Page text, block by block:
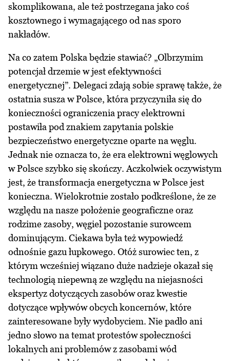
skomplikowana, ale też postrzegana jako coś
kosztownego i wymagającego od nas sporo
nakładów.
Na co zatem Polska będzie stawiać? „Olbrzymim
potencjał drzemie w jest efektywności
energetycznej”. Delegaci zdają sobie sprawę także, że
ostatnia susza w Polsce, która przyczyniła się do
konieczności ograniczenia pracy elektrowni
postawiła pod znakiem zapytania polskie
bezpieczeństwo energetyczne oparte na węglu.
Jednak nie oznacza to, że era elektrowni węglowych
w Polsce szybko się skończy. Aczkolwiek oczywistym
jest, że transformacja energetyczna w Polsce jest
konieczna. Wielokrotnie zostało podkreślone, że ze
względu na nasze położenie geograficzne oraz
rodzime zasoby, węgiel pozostanie surowcem
dominującym. Ciekawa była też wypowiedź
odnośnie gazu łupkowego. Otóż surowiec ten, z
którym wcześniej wiązano duże nadzieje okazał się
technologią niepewną ze względu na niejasności
ekspertyz dotyczących zasobów oraz kwestie
dotyczące wpływów obcych koncernów, które
zainteresowane były wydobyciem. Nie padło ani
jedno słowo na temat protestów społeczności
lokalnych ani problemów z zasobami wód